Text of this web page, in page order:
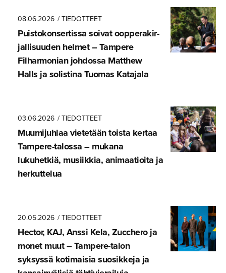
08.06.2026 / TIEDOTTEET
Puistokon­ser­tissa soivat oopperakir­
jal­li­suuden helmet – Tampere
Filharmonian johdossa Matthew
Halls ja solistina Tuomas Katajala
03.06.2026 / TIEDOTTEET
Muumijuhlaa vietetään toista kertaa
Tampere-ta­lossa – mukana
lukuhetkiä, musiikkia, animaatioita ja
herkuttelua
20.05.2026 / TIEDOTTEET
Hector, KAJ, Anssi Kela, Zucchero ja
monet muut – Tampere-talon
syksyssä kotimaisia suosikkeja ja